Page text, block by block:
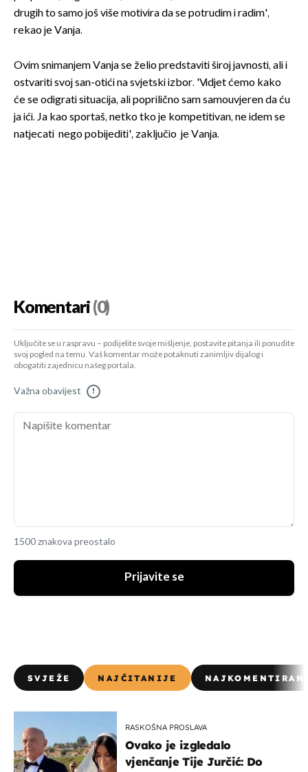
drugih to samo još više motivira da se potrudim i radim',
rekao je Vanja.
Ovim snimanjem Vanja se želio predstaviti široj javnosti, ali i
ostvariti svoj san-otići na svjetski izbor. 'Vidjet ćemo kako
će se odigrati situacija, ali poprilično sam samouvjeren da ću
ja ići. Ja kao sportaš, netko tko je kompetitivan, ne idem se
natjecati nego pobijediti', zaključio je Vanja.
Komentari(0)
Uključite se u raspravu – podijelite svoje mišljenje, postavite pitanja ili ponudite
svoj pogled na temu. Vaš komentar može potaknuti zanimljiv dijalog i
obogatiti zajednicu našeg portala.
Važna obavijest !
1500 znakova preostalo
Prijavite se
SVJEŽE NAJČITANIJE
RASKOŠNA PROSLAVA
Ovako je izgledalo
vjenčanje Tije Jurčić: Do